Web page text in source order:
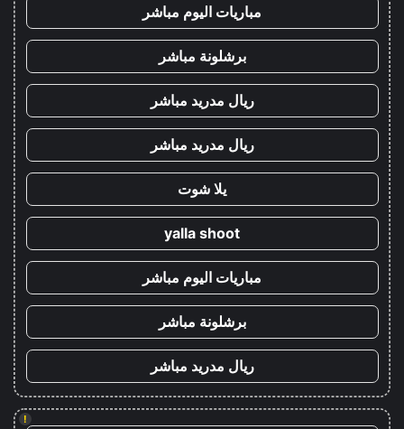
مباريات اليوم مباشر
برشلونة مباشر
ريال مدريد مباشر
ريال مدريد مباشر
يلا شوت
yalla shoot
مباريات اليوم مباشر
برشلونة مباشر
ريال مدريد مباشر
!